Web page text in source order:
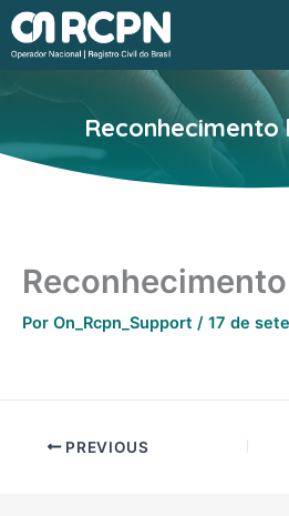
para
conteúdo
Por On_Rcpn_Support / 17 de
PREVIOUS